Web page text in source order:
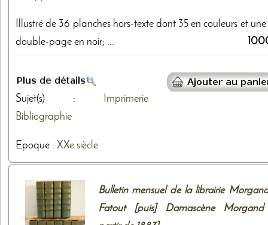
Illustré de 36 planches hors-texte dont 35 en couleurs et une
double-page en noir; ...
Sujet(s) :
Imprimerie
Bibliographie
Epoque : XXe siècle
Bulletin mensuel de la librairie
Fatout [puis] Damascène